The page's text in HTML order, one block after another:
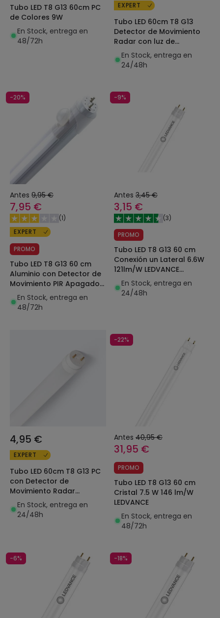
Tubo LED T8 G13 60cm PC
de Colores 9W
En Stock, entrega en
48/72h
EXPERT
Tubo LED 60cm T8 G13
Detector de Movimiento
Radar con luz de
Seguridad 9W 140lm/W
En Stock, entrega en
24/48h
-20%
Antes 9,95 €
7,95 €
(1)
EXPERT
PROMO
Tubo LED T8 G13 60 cm
Aluminio con Detector de
Movimiento PIR Apagado
Total Conexión un Lateral
9W 100lm/W
En Stock, entrega en
48/72h
-9%
Antes 3,45 €
3,15 €
(3)
PROMO
Tubo LED T8 G13 60 cm
Conexión un Lateral 6.6W
121lm/W LEDVANCE
4099854039003
En Stock, entrega en
24/48h
4,95 €
EXPERT
Tubo LED 60cm T8 G13 PC
con Detector de
Movimiento Radar
Apagado Total Conexión
un Lateral 9W 140lm/W
En Stock, entrega en
24/48h
-22%
Antes 40,95 €
31,95 €
PROMO
Tubo LED T8 G13 60 cm
Cristal 7.5 W 146 lm/W
LEDVANCE
En Stock, entrega en
48/72h
-6% -18%